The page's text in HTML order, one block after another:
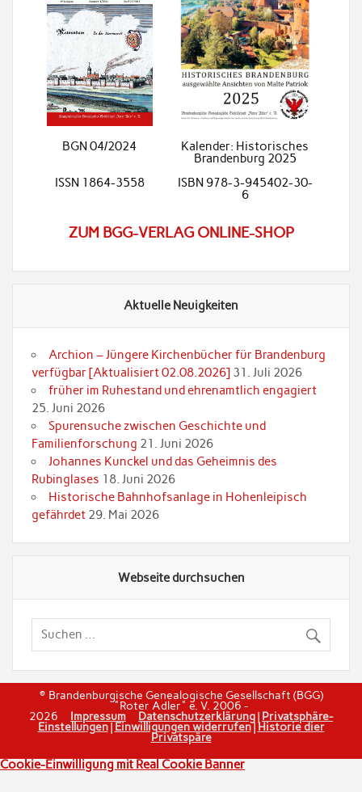
BGN 04/2024
Kalender: Historisches
Brandenburg 2025
ISSN 1864-3558
ISBN 978-3-945402-30-
6
ZUM BGG-VERLAG ONLINE-SHOP
Aktuelle Neuigkeiten
Archion – Jüngere Kirchenbücher für Brandenburg
verfügbar [Aktualisiert 02.08.2026] 31. Juli 2026
früher im Ruhestand und ehrenamtlich engagiert
25. Juni 2026
Spurensuche zwischen Geschichte und
Familienforschung 21. Juni 2026
Johannes Kunckel und das Geheimnis des
Rubinglases 18. Juni 2026
Historische Bahnhofsanlage in Hohenleipisch
gefährdet 29. Mai 2026
Webseite durchsuchen
© Brandenburgische Genealogische Gesellschaft (BGG)
"Roter Adler" e. V. 2006 -
2026 Impressum Datenschutzerklärung| Privatsphäre-
Einstellungen| Einwilligungen widerrufen|Historie dier
Privatspäre
Cookie-Einwilligung mit Real Cookie Banner